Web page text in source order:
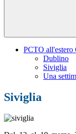
PCTO all'estero
Dublino
Siviglia
Una
Siviglia